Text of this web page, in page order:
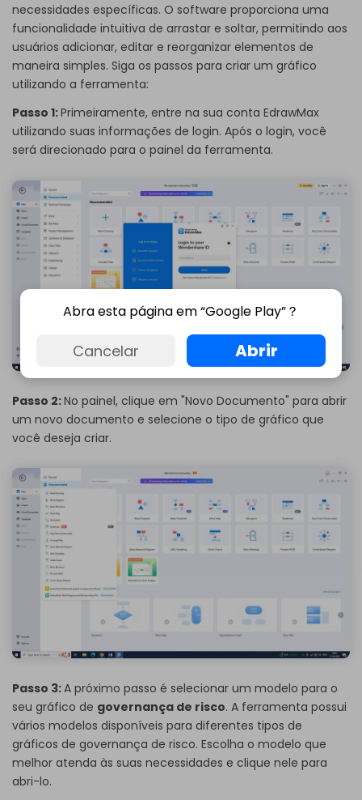
necessidades específicas. O software proporciona uma
funcionalidade intuitiva de arrastar e soltar, permitindo aos
usuários adicionar, editar e reorganizar elementos de
maneira simples. Siga os passos para criar um gráfico
utilizando a ferramenta:
Passo 1:Primeiramente, entre na sua conta EdrawMax
utilizando suas informações de login. Após o login, você
será direcionado para o painel da ferramenta.
Passo 2:No painel, clique em "Novo Documento" para abrir
um novo documento e selecione o tipo de gráfico que
você deseja criar.
Passo 3:A próximo passo é selecionar um modelo para o
seu gráfico de governança de risco. A ferramenta possui
vários modelos disponíveis para diferentes tipos de
gráficos de governança de risco. Escolha o modelo que
melhor atenda às suas necessidades e clique nele para
abri-lo.
Abra esta página em “Google Play”？
Cancelar Abrir